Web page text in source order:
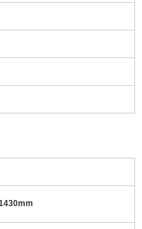
mm